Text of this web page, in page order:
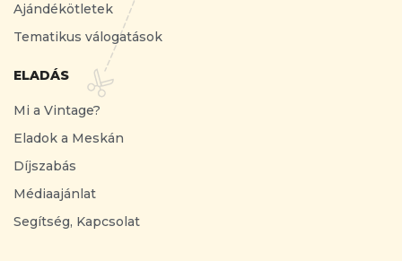
Ajándékötletek
Tematikus válogatások
ELADÁS
Mi a Vintage?
Eladok a Meskán
Díjszabás
Médiaajánlat
Segítség, Kapcsolat